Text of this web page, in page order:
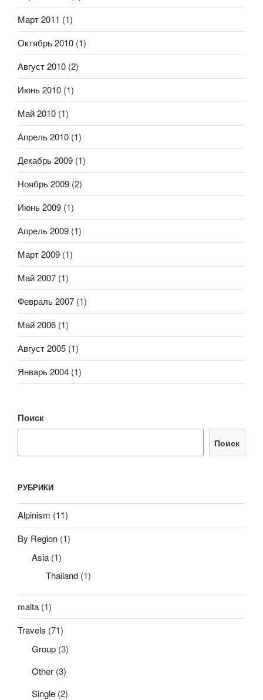
Март 2011 (1)
Октябрь 2010 (1)
Август 2010 (2)
Июнь 2010 (1)
Май 2010 (1)
Апрель 2010 (1)
Декабрь 2009 (1)
Ноябрь 2009 (2)
Июнь 2009 (1)
Апрель 2009 (1)
Март 2009 (1)
Май 2007 (1)
Февраль 2007 (1)
Май 2006 (1)
Август 2005 (1)
Январь 2004 (1)
Поиск
Поиск
РУБРИКИ
Alpinism (11)
By Region (1)
Asia (1)
Thailand (1)
malta (1)
Travels (71)
Group (3)
Other (3)
Single (2)